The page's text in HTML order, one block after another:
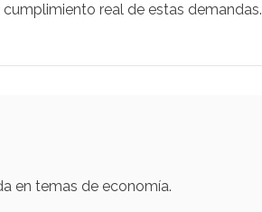
cumplimiento real de estas demandas.
en temas de economía.